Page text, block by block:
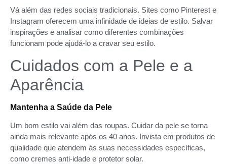
Vá além das redes sociais tradicionais. Sites como Pinterest e
Instagram oferecem uma infinidade de ideias de estilo. Salvar
inspirações e analisar como diferentes combinações
funcionam pode ajudá-lo a cravar seu estilo.
Cuidados com a Pele e a
Aparência
Mantenha a Saúde da Pele
Um bom estilo vai além das roupas. Cuidar da pele se torna
ainda mais relevante após os 40 anos. Invista em produtos de
qualidade que atendem às suas necessidades específicas,
como cremes anti-idade e protetor solar.